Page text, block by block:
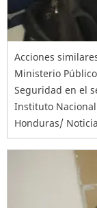
Acciones
Ministerio
Seguridad en el
Instituto
Honduras/